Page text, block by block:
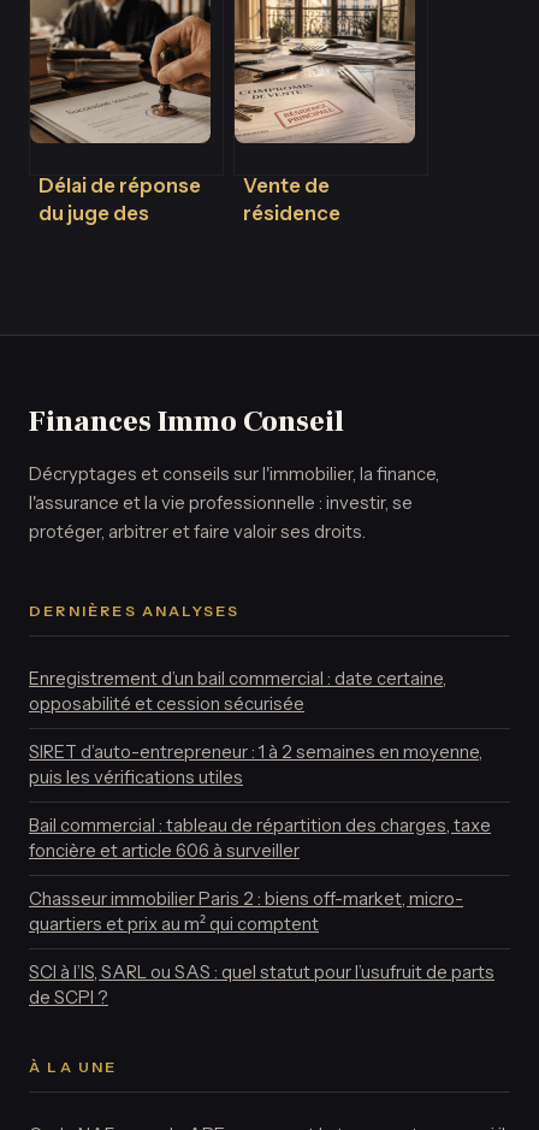
transformer votre
dossier avec
PtitClic
principale : les
risques réels d’une
fraude bancaire
Délai de réponse
du juge des
Vente de
résidence
Finances Immo Conseil
Décryptages et conseils sur l'immobilier, la finance,
l'assurance et la vie professionnelle : investir, se
protéger, arbitrer et faire valoir ses droits.
DERNIÈRES ANALYSES
Enregistrement d’un bail commercial : date certaine,
opposabilité et cession sécurisée
SIRET d’auto-entrepreneur : 1 à 2 semaines en moyenne,
puis les vérifications utiles
Bail commercial : tableau de répartition des charges, taxe
foncière et article 606 à surveiller
Chasseur immobilier Paris 2 : biens off-market, micro-
quartiers et prix au m² qui comptent
SCI à l’IS, SARL ou SAS : quel statut pour l’usufruit de parts
de SCPI ?
À LA UNE